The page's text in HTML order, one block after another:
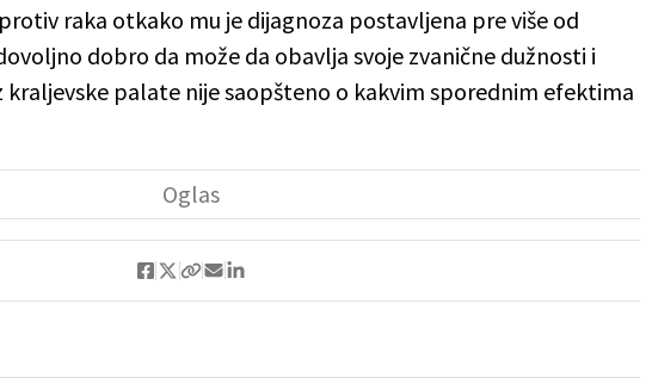
raka otkako mu je dijagnoza postavljena pre više od
dobro da može da obavlja svoje zvanične dužnosti i
kraljevske palate nije saopšteno o kakvim sporednim efektima